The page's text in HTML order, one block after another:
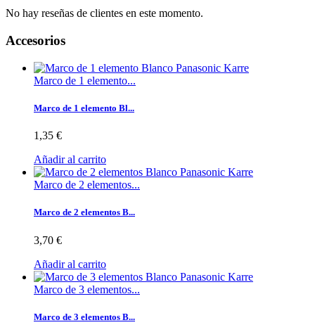
No hay reseñas de clientes en este momento.
Accesorios
Marco de 1 elemento...
Marco de 1 elemento Bl...
1,35 €
Añadir al carrito
Marco de 2 elementos...
Marco de 2 elementos B...
3,70 €
Añadir al carrito
Marco de 3 elementos...
Marco de 3 elementos B...